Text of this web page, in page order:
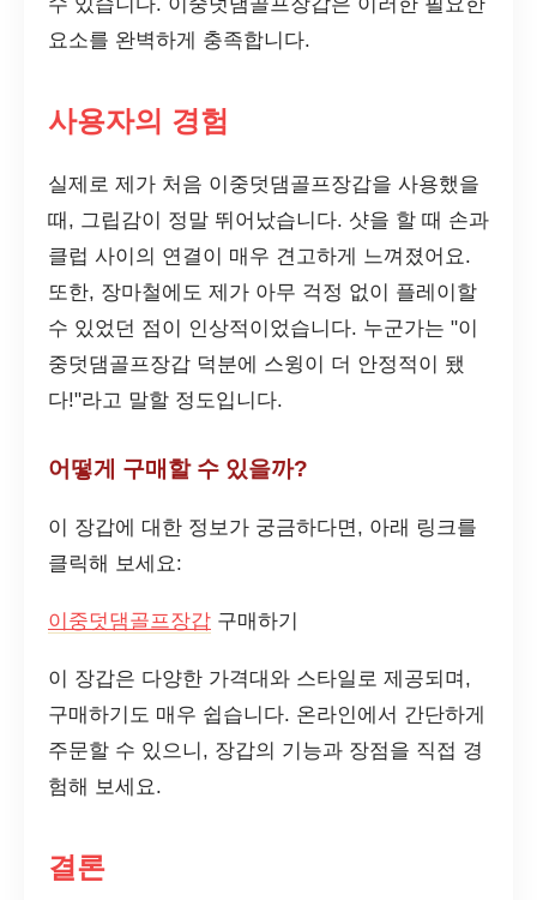
수 있습니다. 이중덧댐골프장갑은 이러한 필요한
요소를 완벽하게 충족합니다.
사용자의 경험
실제로 제가 처음 이중덧댐골프장갑을 사용했을
때, 그립감이 정말 뛰어났습니다. 샷을 할 때 손과
클럽 사이의 연결이 매우 견고하게 느껴졌어요.
또한, 장마철에도 제가 아무 걱정 없이 플레이할
수 있었던 점이 인상적이었습니다. 누군가는 "이
중덧댐골프장갑 덕분에 스윙이 더 안정적이 됐
다!"라고 말할 정도입니다.
어떻게 구매할 수 있을까?
이 장갑에 대한 정보가 궁금하다면, 아래 링크를
클릭해 보세요:
이중덧댐골프장갑 구매하기
이 장갑은 다양한 가격대와 스타일로 제공되며,
구매하기도 매우 쉽습니다. 온라인에서 간단하게
주문할 수 있으니, 장갑의 기능과 장점을 직접 경
험해 보세요.
결론